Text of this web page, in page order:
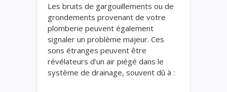
Les bruits de gargouillements ou de
grondements provenant de votre
plomberie peuvent également
signaler un problème majeur. Ces
sons étranges peuvent être
révélateurs d’un air piégé dans le
système de drainage, souvent dû à :